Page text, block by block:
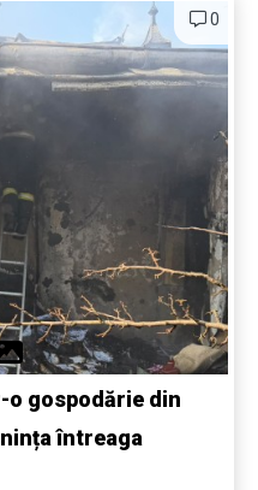
0
o gospodărie din
întreaga